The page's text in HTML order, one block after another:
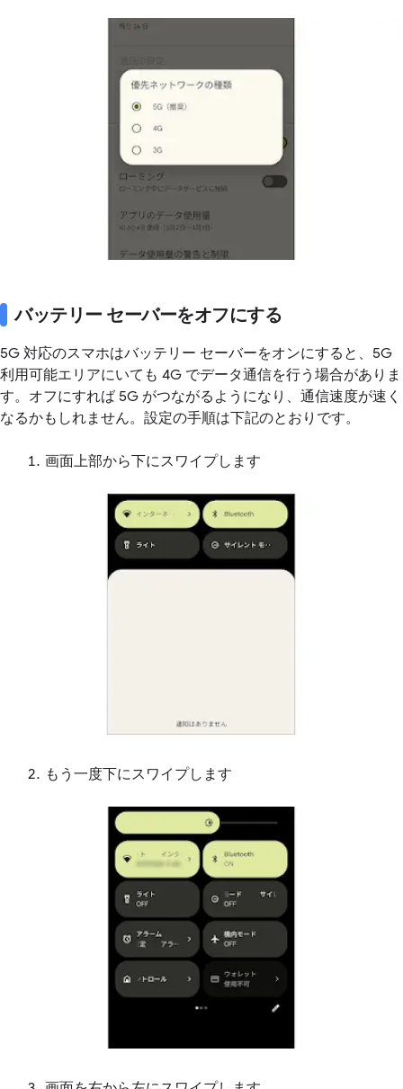
バッテリー セーバーをオフにする
5G 対応のスマホはバッテリー セーバーをオンにすると、5G
利用可能エリアにいても 4G でデータ通信を行う場合がありま
す。オフにすれば 5G がつながるようになり、通信速度が速く
なるかもしれません。設定の手順は下記のとおりです。
画面上部から下にスワイプします
もう一度下にスワイプします